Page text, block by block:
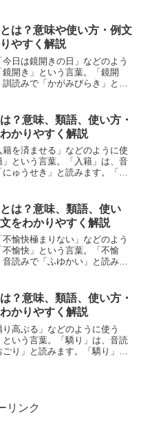
味や使い方や類語について、小
例を紹介しながら、...
は？意味や使い方・例文
やすく解説
今日は鏡開きの日」などのよう
鏡開き」という言葉。「鏡開
訓読みで「かがみびらき」と読
意味や使い方について、小説な
を紹介して、わかり...
？意味、類語、使い方・
かりやすく解説
籍を済ませる」などのように使
」という言葉。「入籍」は、音
ゅうせき」と読みます。「入
について、小説などの用例を
がら、わかりやす...
は？意味、類語、使い
をわかりやすく解説
不愉快極まりない」などのよう
不愉快」という言葉。「不愉
音読みで「ふゆかい」と読みま
味や使い方や類語について、小
用例を紹介しながら、...
？意味、類語、使い方・
かりやすく解説
り高ぶる」などのように使う
という言葉。「驕り」は、音読
り」と読みます。「驕り」と
リンク